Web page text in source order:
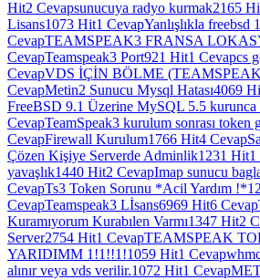
Hit2 Cevapsunucuya radyo kurmak2165
Lisans1073 Hit1 CevapYanlışlıkla freebsd
CevapTEAMSPEAK3 FRANSA
CevapTeamspeak3 Port921 Hit1 Cevapcs
CevapVDS İÇİN BÖLME
CevapMetin2 Sunucu Mysql Hatası4069
FreeBSD 9.1 Üzerine MySQL 5.5 kurunca
CevapTeamSpeak3 kurulum sonrası token
CevapFirewall Kurulum1766 Hit4 Cevap
Çözen Kişiye Serverde Adminlik1231 Hit1
yavaşlık1440 Hit2 CevapImap sunucu
CevapTs3 Token Sorunu *Acil Yardım !*
CevapTeamspeak3 Lİsans6969 Hit6 Cevap
Kuramıyorum Kurabılen Varmı1347 Hit2
Server2754 Hit1 CevapTEAMSPEAK
YARIDIMM 1!1!!1!1059 Hit1 Cevap
alınır veya vds verilir.1072 Hit1 Cevap